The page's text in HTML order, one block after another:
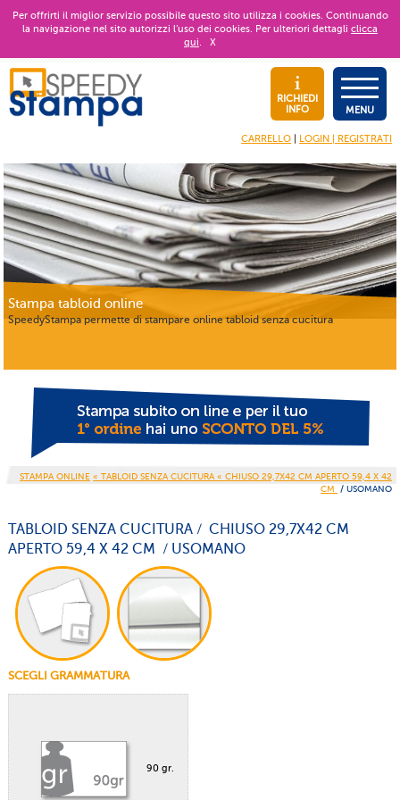
Per offrirti il miglior servizio possibile questo sito utilizza i cookies. Continuando
la navigazione nel sito autorizzi l’uso dei cookies. Per ulteriori dettagli clicca
qui. X
RICHIEDI
INFO
MENU
CARRELLO LOGIN | REGISTRATI
Stampa tabloid online
SpeedyStampa permette di stampare online tabloid senza cucitura
STAMPA ONLINE « TABLOID SENZA CUCITURA« CHIUSO 29,7X42 CM APERTO 59,4 X 42
CM
/ USOMANO
TABLOID SENZA CUCITURA / CHIUSO 29,7X42 CM
APERTO 59,4 X 42 CM / USOMANO
SCEGLI GRAMMATURA
90 gr.